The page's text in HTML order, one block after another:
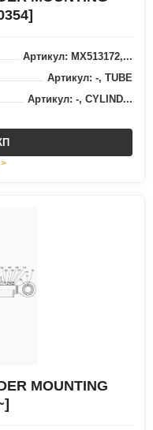
Артикул: MX513172,...
Артикул: -, TUBE
Артикул: -, CYLIND...
MOUNTING